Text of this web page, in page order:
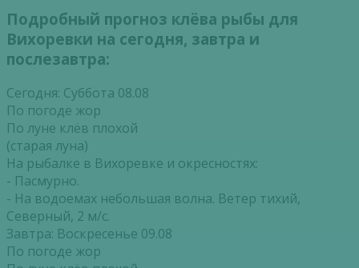
Подробный прогноз клёва рыбы для
Вихоревки на сегодня, завтра и
послезавтра:
Сегодня: Суббота 08.08
По погоде жор
По луне клёв плохой
(старая луна)
На рыбалке в Вихоревке и окресностях:
- Пасмурно.
- На водоемах небольшая волна. Ветер тихий,
Северный, 2 м/с.
Завтра: Воскресенье 09.08
По погоде жор